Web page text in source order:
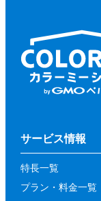
サービス情報
特長一覧
プラン・料金一覧